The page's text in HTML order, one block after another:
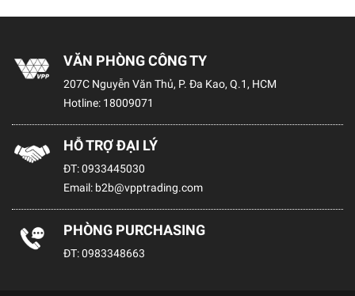
VĂN PHÒNG CÔNG TY
207C Nguyễn Văn Thủ, P. Đa Kao, Q.1, HCM
Hotline: 18009071
HỖ TRỢ ĐẠI LÝ
ĐT:0933445030
Email: b2b@vpptrading.com
PHÒNG PURCHASING
ĐT:0983348663